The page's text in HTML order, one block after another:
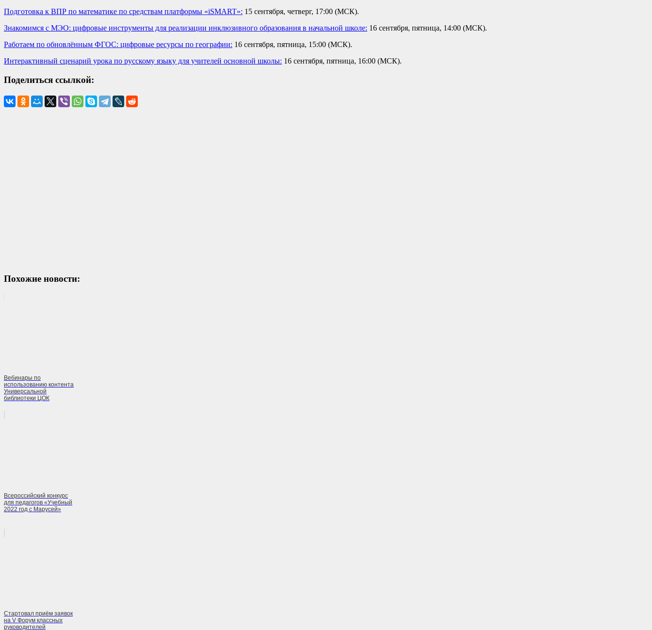
Подготовка к ВПР по математике по средствам платформы «iSMART»: 15 сентября, четверг, 17:00 (МСК).
Знакомимся с МЭО: цифровые инструменты для реализации инклюзивного образования в начальной школе: 16 сентября, пятница, 14:00 (МСК).
Работаем по обновлённым ФГОС: цифровые ресурсы по географии: 16 сентября, пятница, 15:00 (МСК).
Интерактивный сценарий урока по русскому языку для учителей основной школы: 16 сентября, пятница, 16:00 (МСК).
Поделиться ссылкой:
Похожие новости:
Вебинары по
использованию контента
Универсальной
библиотеки ЦОК
Всероссийский конкурс
для педагогов «Учебный
2022 год с Марусей»
Стартовал приём заявок
на V Форум классных
руководителей